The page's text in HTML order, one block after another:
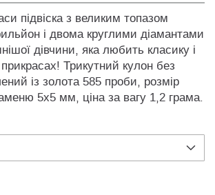
підвіска з великим топазом
і двома круглими діамантами
дівчини, яка любить класику і
Трикутний кулон без
із золота 585 проби, розмір
5х5 мм, ціна за вагу 1,2 грама.